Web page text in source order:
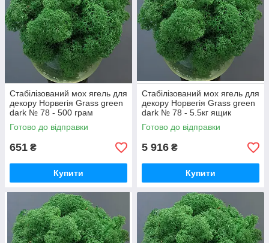
Стабілізований мох ягель для
декору Норвегія Grass green
dark № 78 - 500 грам
Готово до відправки
651 ₴
Купити
Стабілізований мох ягель для
декору Норвегія Grass green
dark № 78 - 5.5кг ящик
Готово до відправки
5 916 ₴
Купити